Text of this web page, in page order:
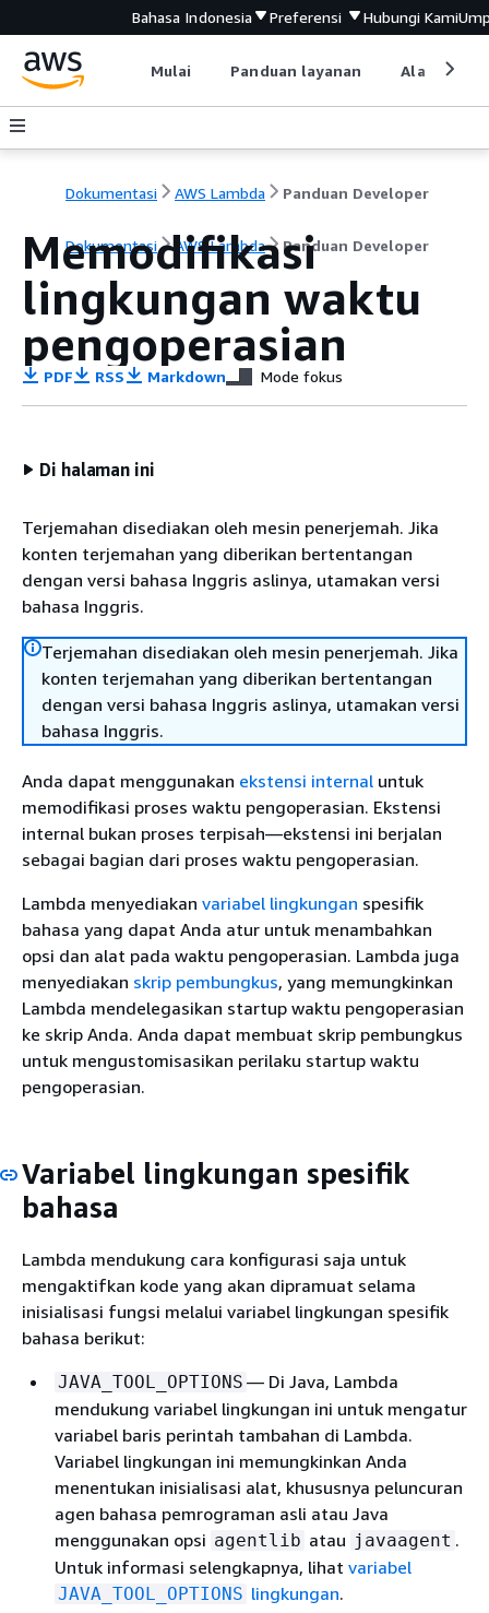
Bahasa Indonesia Preferensi Hubungi Kami
Mulai Panduan layanan Alat
Dokumentasi AWS Lambda Panduan Developer
Dokumentasi AWS Lambda Panduan Developer
Memodifikasi
lingkungan waktu
pengoperasian
PDF RSS Markdown Mode fokus
Di halaman ini
Terjemahan disediakan oleh mesin penerjemah. Jika
konten terjemahan yang diberikan bertentangan
dengan versi bahasa Inggris aslinya, utamakan versi
bahasa Inggris.
Terjemahan disediakan oleh mesin penerjemah. Jika
konten terjemahan yang diberikan bertentangan
dengan versi bahasa Inggris aslinya, utamakan versi
bahasa Inggris.
Anda dapat menggunakan ekstensi internal untuk
memodifikasi proses waktu pengoperasian. Ekstensi
internal bukan proses terpisah—ekstensi ini berjalan
sebagai bagian dari proses waktu pengoperasian.
Lambda menyediakan variabel lingkungan spesifik
bahasa yang dapat Anda atur untuk menambahkan
opsi dan alat pada waktu pengoperasian. Lambda juga
menyediakan skrip pembungkus, yang memungkinkan
Lambda mendelegasikan startup waktu pengoperasian
ke skrip Anda. Anda dapat membuat skrip pembungkus
untuk mengustomisasikan perilaku startup waktu
pengoperasian.
Variabel lingkungan spesifik
bahasa
Lambda mendukung cara konfigurasi saja untuk
mengaktifkan kode yang akan dipramuat selama
inisialisasi fungsi melalui variabel lingkungan spesifik
bahasa berikut:
JAVA_TOOL_OPTIONS — Di Java, Lambda
mendukung variabel lingkungan ini untuk mengatur
variabel baris perintah tambahan di Lambda.
Variabel lingkungan ini memungkinkan Anda
menentukan inisialisasi alat, khususnya peluncuran
agen bahasa pemrograman asli atau Java
menggunakan opsi agentlib atau javaagent .
Untuk informasi selengkapnya, lihat variabel
JAVA_TOOL_OPTIONS lingkungan.